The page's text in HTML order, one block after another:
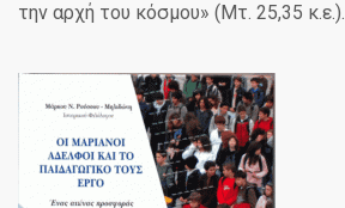
την αρχή του κόσμου» (Μτ. 25,35 κ.ε.).